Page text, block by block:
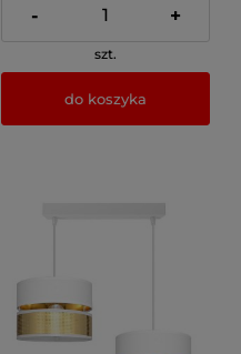
- +
szt.
do koszyka